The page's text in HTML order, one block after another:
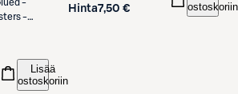
-
-
Lisää
ostoskoriin
Hinta7,50 €
ostoskoriin